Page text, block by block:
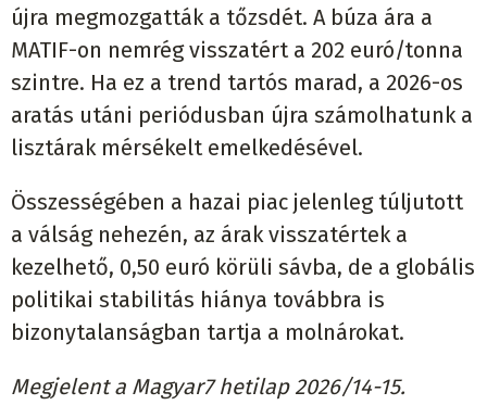
újra megmozgatták a tőzsdét. A búza ára a
MATIF-on nemrég visszatért a 202 euró/tonna
szintre. Ha ez a trend tartós marad, a 2026-os
aratás utáni periódusban újra számolhatunk a
lisztárak mérsékelt emelkedésével.
Összességében a hazai piac jelenleg túljutott
a válság nehezén, az árak visszatértek a
kezelhető, 0,50 euró körüli sávba, de a globális
politikai stabilitás hiánya továbbra is
bizonytalanságban tartja a molnárokat.
Megjelent a Magyar7 hetilap 2026/14-15.